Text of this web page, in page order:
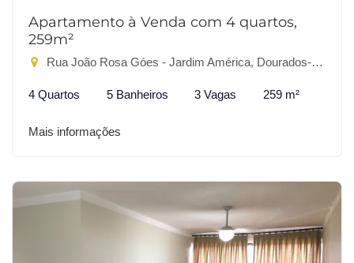
Apartamento à Venda com 4 quartos,
259m²
Rua João Rosa Góes - Jardim América, Dourados-MS
4 Quartos 5 Banheiros 3 Vagas 259 m²
Mais informações